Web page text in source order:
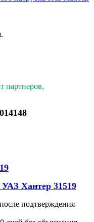
партнеров,
Хантер 31519
подтверждения